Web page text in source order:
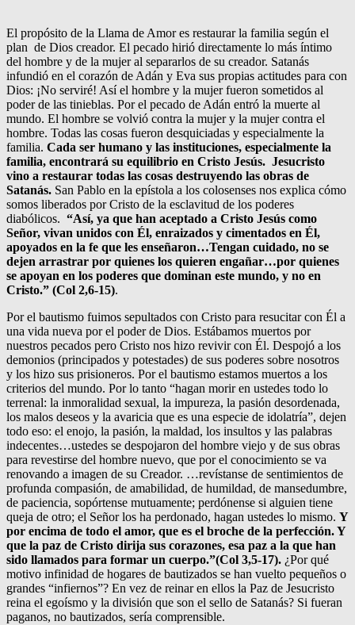
El propósito de la Llama de Amor es restaurar la familia según el
plan de Dios creador. El pecado hirió directamente lo más íntimo
del hombre y de la mujer al separarlos de su creador. Satanás
infundió en el corazón de Adán y Eva sus propias actitudes para con
Dios: ¡No serviré! Así el hombre y la mujer fueron sometidos al
poder de las tinieblas. Por el pecado de Adán entró la muerte al
mundo. El hombre se volvió contra la mujer y la mujer contra el
hombre. Todas las cosas fueron desquiciadas y especialmente la
familia. Cada ser humano y las instituciones, especialmente la
familia, encontrará su equilibrio en Cristo Jesús. Jesucristo
vino a restaurar todas las cosas destruyendo las obras de
Satanás. San Pablo en la epístola a los colosenses nos explica cómo
somos liberados por Cristo de la esclavitud de los poderes
diabólicos. “Así, ya que han aceptado a Cristo Jesús como
Señor, vivan unidos con Él, enraizados y cimentados en Él,
apoyados en la fe que les enseñaron…Tengan cuidado, no se
dejen arrastrar por quienes los quieren engañar…por quienes
se apoyan en los poderes que dominan este mundo, y no en
Cristo.” (Col 2,6-15).
Por el bautismo fuimos sepultados con Cristo para resucitar con Él a
una vida nueva por el poder de Dios. Estábamos muertos por
nuestros pecados pero Cristo nos hizo revivir con Él. Despojó a los
demonios (principados y potestades) de sus poderes sobre nosotros
y los hizo sus prisioneros. Por el bautismo estamos muertos a los
criterios del mundo. Por lo tanto “hagan morir en ustedes todo lo
terrenal: la inmoralidad sexual, la impureza, la pasión desordenada,
los malos deseos y la avaricia que es una especie de idolatría”, dejen
todo eso: el enojo, la pasión, la maldad, los insultos y las palabras
indecentes…ustedes se despojaron del hombre viejo y de sus obras
para revestirse del hombre nuevo, que por el conocimiento se va
renovando a imagen de su Creador. …revístanse de sentimientos de
profunda compasión, de amabilidad, de humildad, de mansedumbre,
de paciencia, sopórtense mutuamente; perdónense si alguien tiene
queja de otro; el Señor los ha perdonado, hagan ustedes lo mismo. Y
por encima de todo el amor, que es el broche de la perfección. Y
que la paz de Cristo dirija sus corazones, esa paz a la que han
sido llamados para formar un cuerpo.”(Col 3,5-17). ¿Por qué
motivo infinidad de hogares de bautizados se han vuelto pequeños o
grandes “infiernos”? En vez de reinar en ellos la Paz de Jesucristo
reina el egoísmo y la división que son el sello de Satanás? Si fueran
paganos, no bautizados, sería comprensible.